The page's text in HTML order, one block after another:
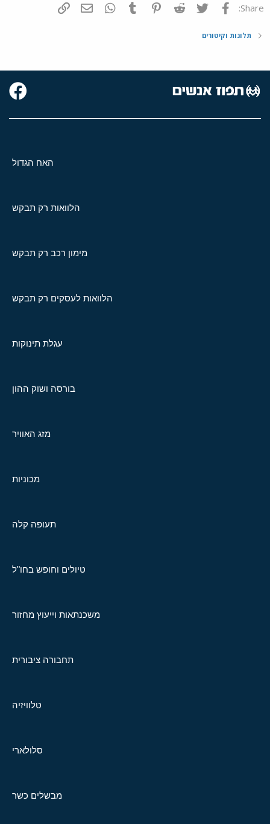
Share: פייסבוק Twitter
Reddit
Pinterest
Tumblr
WhatsAppדואר אלקטרוני
תלונות וקיטורים
האח הגדול
הלוואות רק תבקש
מימון רכב רק תבקש
הלוואות לעסקים רק תבקש
עגלת תינוקות
בורסה ושוק ההון
מזג האוויר
מכוניות
תעופה קלה
טיולים וחופש בחו"ל
משכנתאות וייעוץ מחזור
תחבורה ציבורית
טלוויזיה
סלולארי
מבשלים כשר